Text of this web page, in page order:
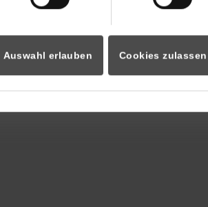
Auswahl erlauben Cookies zulassen